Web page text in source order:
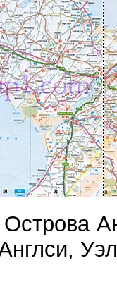
Острова